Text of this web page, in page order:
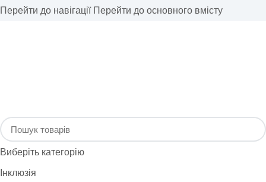
Перейти до навігації Перейти до основного вмісту
Виберіть категорію
Інклюзія